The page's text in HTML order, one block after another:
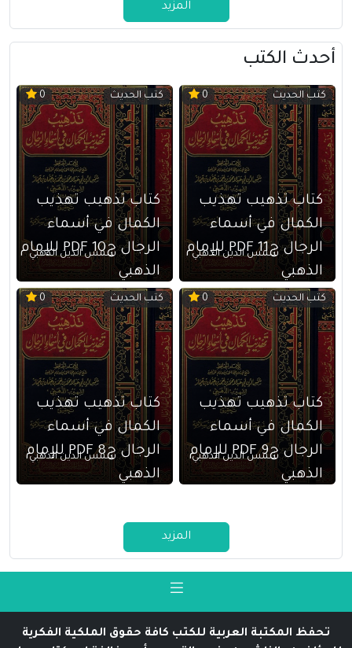
المزيد
أحدث الكتب
كتب الحديث 0
كتاب تذهيب تهذيب
الكمال في أسماء
الرجال ج11 PDF للإمام
الذهبي
شمس الدين الذهبي
كتب الحديث 0
كتاب تذهيب تهذيب
الكمال في أسماء
الرجال ج10 PDF للإمام
الذهبي
شمس الدين الذهبي
كتب الحديث 0
كتاب تذهيب تهذيب
الكمال في أسماء
الرجال ج9 PDF للإمام
الذهبي
شمس الدين الذهبي
كتب الحديث 0
كتاب تذهيب تهذيب
الكمال في أسماء
الرجال ج8 PDF للإمام
الذهبي
شمس الدين الذهبي
المزيد
تحفظ المكتبة العربية للكتب كافة حقوق الملكية الفكرية